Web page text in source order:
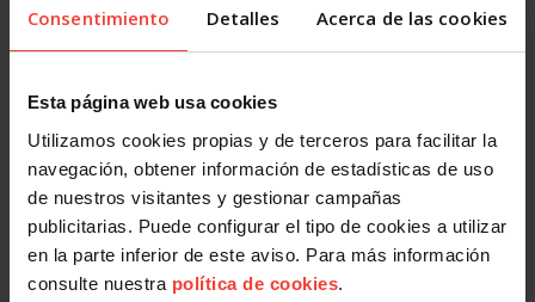
Consentimiento Detalles Acerca de las cookies
Esta página web usa cookies
Utilizamos cookies propias y de terceros para facilitar la
navegación, obtener información de estadísticas de uso
de nuestros visitantes y gestionar campañas
publicitarias. Puede configurar el tipo de cookies a utilizar
en la parte inferior de este aviso. Para más información
consulte nuestra política de cookies.
Acción Sindical
¿Quieres presentarte con USO a las elecciones sindicales?
Te contamos cómo
29 JULIO, 2026